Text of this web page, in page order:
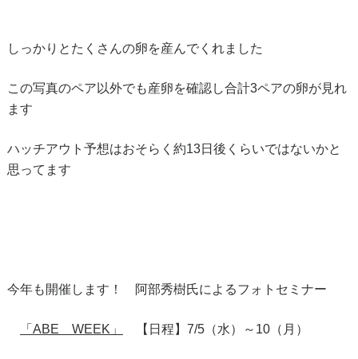
しっかりとたくさんの卵を産んでくれました
この写真のペア以外でも産卵を確認し合計3ペアの卵が見れ
ます
ハッチアウト予想はおそらく約13日後くらいではないかと
思ってます
今年も開催します！ 阿部秀樹氏によるフォトセミナー
「ABE WEEK」 【日程】7/5（水）～10（月）